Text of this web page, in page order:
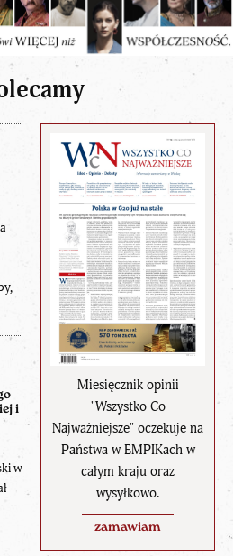
Miesięcznik opinii
"Wszystko Co
Najważniejsze" oczekuje na
Państwa w EMPIKach w
całym kraju oraz
wysyłkowo.
zamawiam
i
w